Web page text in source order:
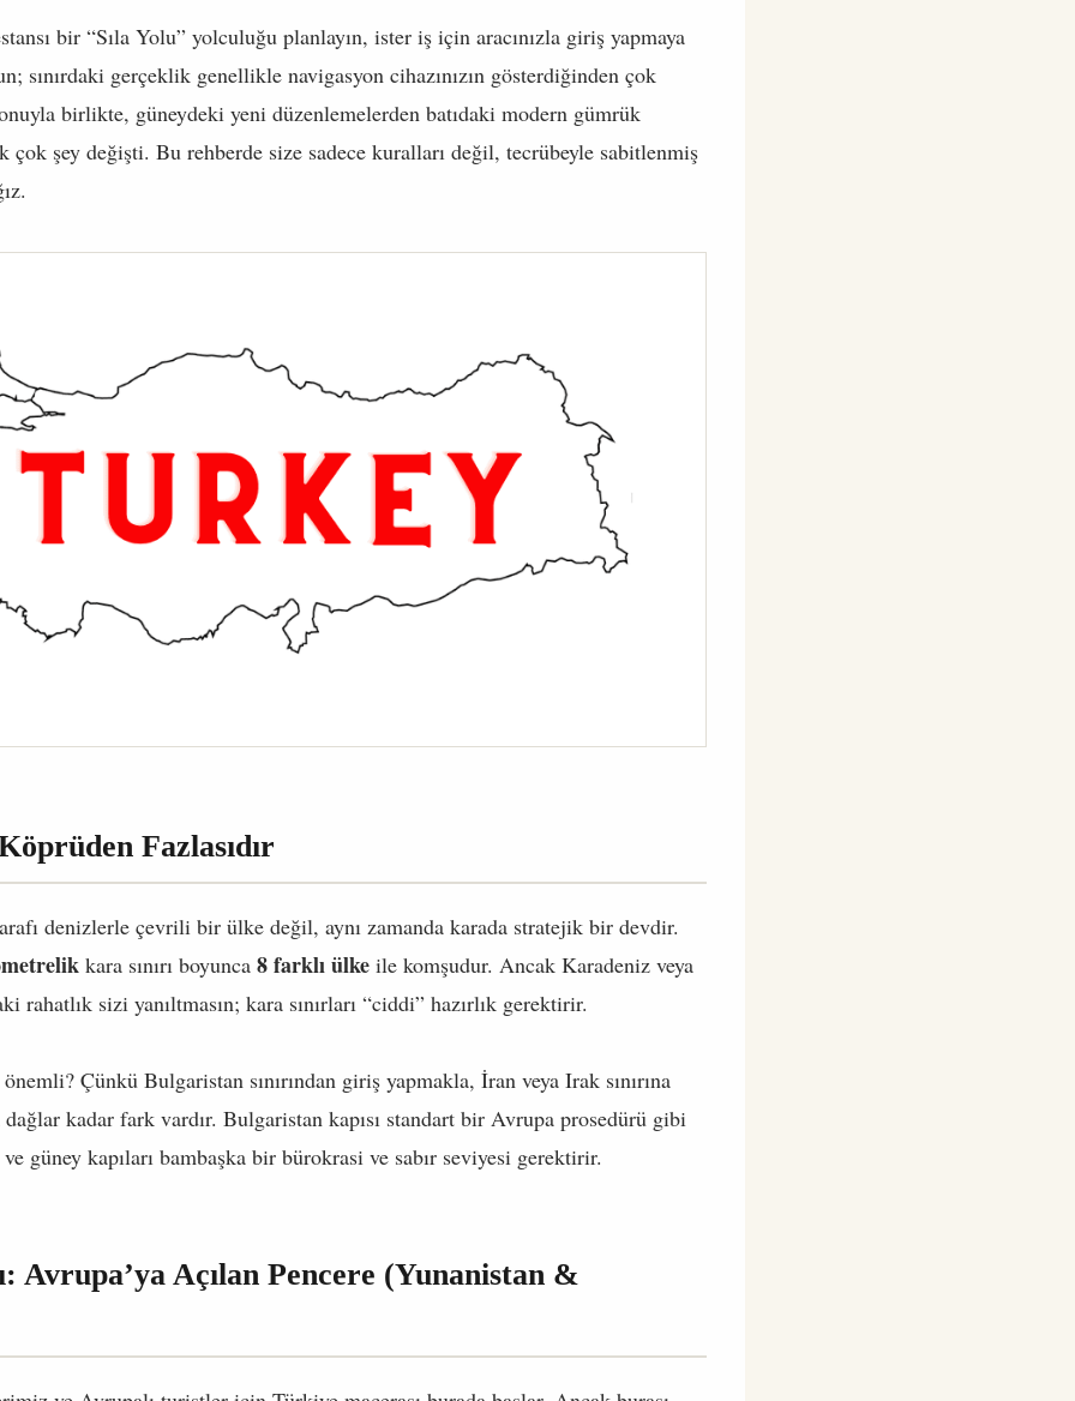
bir “Sıla Yolu” yolculuğu planlayın, ister iş için aracınızla giriş yapmaya
sınırdaki gerçeklik genellikle navigasyon cihazınızın gösterdiğinden çok
birlikte, güneydeki yeni düzenlemelerden batıdaki modern gümrük
çok şey değişti. Bu rehberde size sadece kuralları değil, tecrübeyle sabitlenmiş
Fazlasıdır
denizlerle çevrili bir ülke değil, aynı zamanda karada stratejik bir devdir.
kara sınırı boyunca 8 farklı ülke ile komşudur. Ancak Karadeniz veya
rahatlık sizi yanıltmasın; kara sınırları “ciddi” hazırlık gerektirir.
Çünkü Bulgaristan sınırından giriş yapmakla, İran veya Irak sınırına
dağlar kadar fark vardır. Bulgaristan kapısı standart bir Avrupa prosedürü gibi
güney kapıları bambaşka bir bürokrasi ve sabır seviyesi gerektirir.
Avrupa’ya Açılan Pencere (Yunanistan &